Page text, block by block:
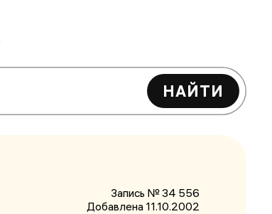
НАЙТИ
Запись № 34 556
Добавлена 11.10.2002